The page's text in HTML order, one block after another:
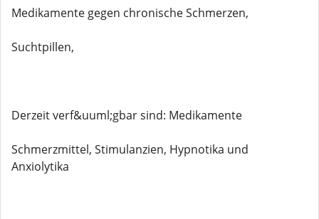
Medikamente gegen chronische Schmerzen,
Suchtpillen,
Derzeit verf&uuml;gbar sind: Medikamente
Schmerzmittel, Stimulanzien, Hypnotika und
Anxiolytika